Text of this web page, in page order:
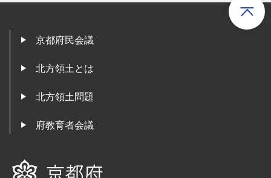
京都府民会議
北方領土とは
北方領土問題
府教育者会議
京都府